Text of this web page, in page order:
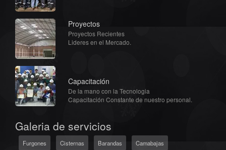
Proyectos
Proyectos Recientes
Lideres en el Mercado.
Capacitación
De la mano con la Tecnologia
Capacitación Constante de nuestro personal.
Galeria de servicios
Furgones Cisternas Barandas Camabajas